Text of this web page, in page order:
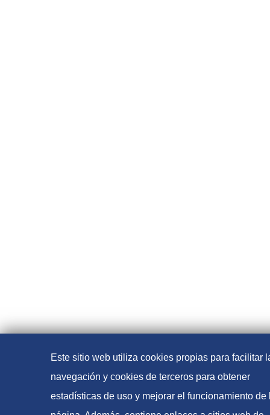
Este sitio web utiliza cookies propias para facilitar
navegación y cookies de terceros para obtener
estadísticas de uso y mejorar el funcionamiento de